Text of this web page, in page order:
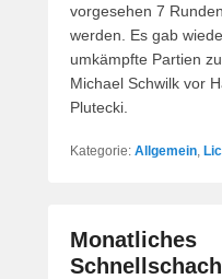
vorgesehen 7
werden. Es gab
umkämpfte Partien
Michael Schwilk vor
Plutecki.
Kategorie: Allgemein
Monatliches